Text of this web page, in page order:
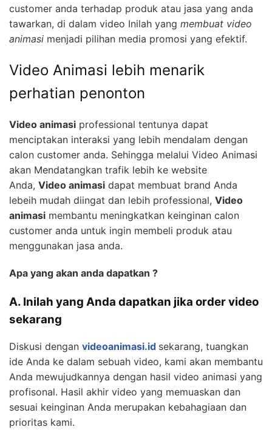
customer anda terhadap produk atau jasa yang anda
tawarkan, di dalam video Inilah yang membuat video
animasi menjadi pilihan media promosi yang efektif.
Video Animasi lebih menarik
perhatian penonton
Video animasi professional tentunya dapat
menciptakan interaksi yang lebih mendalam dengan
calon customer anda. Sehingga melalui Video Animasi
akan Mendatangkan trafik lebih ke website
Anda, Video animasi dapat membuat brand Anda
lebeih mudah diingat dan lebih professional, Video
animasi membantu meningkatkan keinginan calon
customer anda untuk ingin membeli produk atau
menggunakan jasa anda.
Apa yang akan anda dapatkan ?
A. Inilah yang Anda dapatkan jika order video
sekarang
Diskusi dengan videoanimasi.id sekarang, tuangkan
ide Anda ke dalam sebuah video, kami akan membantu
Anda mewujudkannya dengan hasil video animasi yang
profisonal. Hasil akhir video yang memuaskan dan
sesuai keinginan Anda merupakan kebahagiaan dan
prioritas kami.